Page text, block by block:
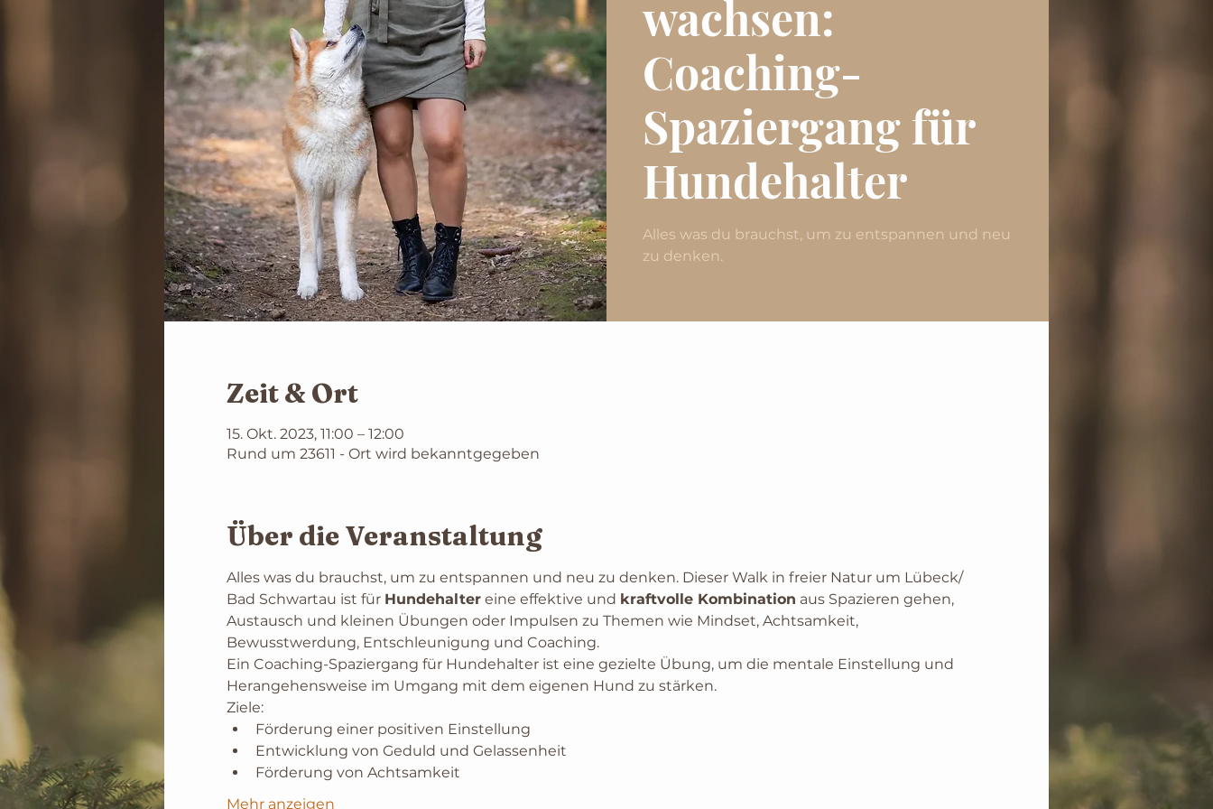
wachsen:
Coaching-
Spaziergang für
Hundehalter
Alles was du brauchst, um zu entspannen und neu
zu denken.
Zeit & Ort
15. Okt. 2023, 11:00 – 12:00
Rund um 23611 - Ort wird bekanntgegeben
Über die Veranstaltung
Alles was du brauchst, um zu entspannen und neu zu denken. Dieser Walk in freier Natur um Lübeck/
Bad Schwartau ist für Hundehalter eine effektive und kraftvolle Kombination aus Spazieren gehen,
Austausch und kleinen Übungen oder Impulsen zu Themen wie Mindset, Achtsamkeit,
Bewusstwerdung, Entschleunigung und Coaching.
Ein Coaching-Spaziergang für Hundehalter ist eine gezielte Übung, um die mentale Einstellung und
Herangehensweise im Umgang mit dem eigenen Hund zu stärken.
Ziele:
Förderung einer positiven Einstellung
Entwicklung von Geduld und Gelassenheit
Förderung von Achtsamkeit
Mehr anzeigen